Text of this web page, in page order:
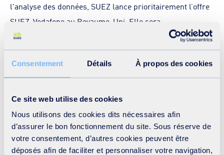
Consentement Détails À propos des cookies
Ce site web utilise des cookies
Nous utilisons des cookies dits nécessaires afin
d’assurer le bon fonctionnement du site. Sous réserve de
votre consentement, d’autres cookies peuvent être
déposés afin de faciliter et personnaliser votre navigation,
l'analyse des données, SUEZ lance prioritairement l’offre
SUEZ-Vodafone au Royaume-Uni. Elle sera
progressivement proposée aux clients de SUEZ en
France, en Italie, en Espagne, et en Nouvelle-Zélande.
Pour Patricia Villoslada, SVP SUEZ Digital Solutions :«Le
partenariat mondial que nous lançons aujourd’hui avec
Vodafone permet de renforcer notre offre pour proposer à
tous nos clients dans le monde un service complet, agile
et à haute valeur ajoutée technique et économique. Cette